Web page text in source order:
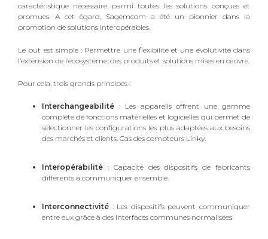
caractéristique nécessaire parmi toutes les solutions conçues et
promues. A cet égard, Sagemcom a été un pionnier dans la
promotion de solutions interopérables.
Le but est simple : Permettre une flexibilité et une évolutivité dans
l’extension de l’écosystème, des produits et solutions mises en œuvre.
Pour cela, trois grands principes :
Interchangeabilité : Les appareils offrent une gamme
complète de fonctions matérielles et logicielles qui permet de
sélectionner les configurations les plus adaptées aux besoins
des marchés et clients. Cas des compteurs Linky.
Interopérabilité : Capacité des dispositifs de fabricants
différents à communiquer ensemble.
Interconnectivité : Les dispositifs peuvent communiquer
entre eux grâce à des interfaces communes normalisées.